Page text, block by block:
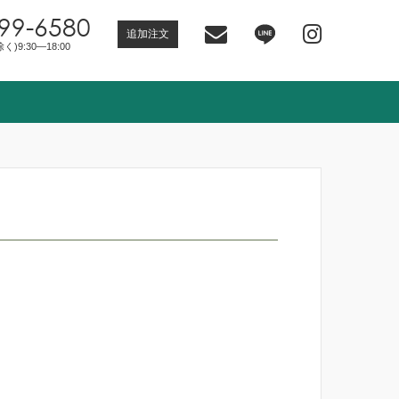
6580
く)9:30―18:00
追加注文